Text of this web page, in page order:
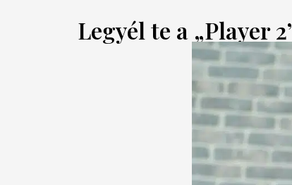
Legyél te a „Player